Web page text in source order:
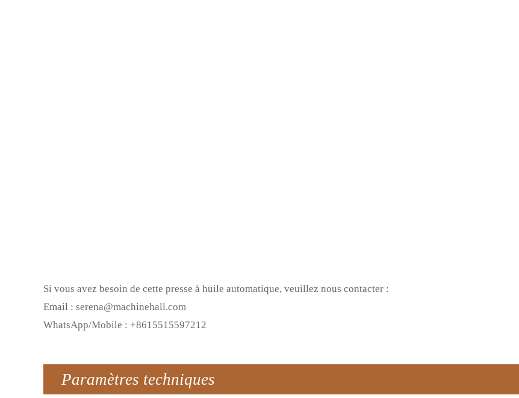
Si vous avez besoin de cette presse à huile automatique, veuillez nous contacter :
Email : serena@machinehall.com
WhatsApp/Mobile : +8615515597212
Paramètres techniques